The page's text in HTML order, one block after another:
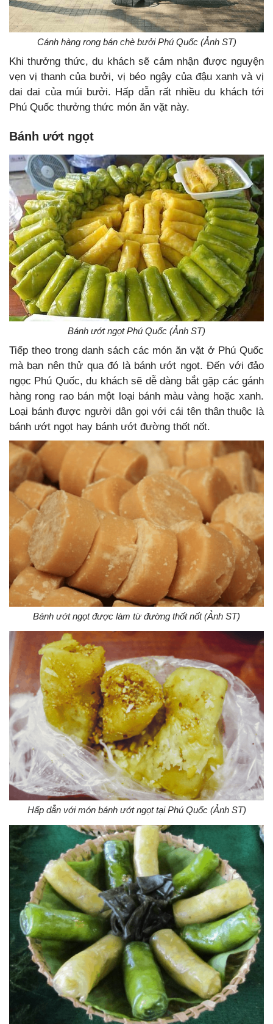
Cánh hàng rong bán chè bưởi Phú Quốc (Ảnh ST)
Khi thưởng thức, du khách sẽ cảm nhận được nguyện
vẹn vị thanh của bưởi, vị béo ngậy của đậu xanh và vị
dai dai của múi bưởi. Hấp dẫn rất nhiều du khách tới
Phú Quốc thưởng thức món ăn vặt này.
Bánh ướt ngọt
Bánh ướt ngọt Phú Quốc (Ảnh ST)
Tiếp theo trong danh sách các món ăn vặt ở Phú Quốc
mà bạn nên thử qua đó là bánh ướt ngọt. Đến với đảo
ngọc Phú Quốc, du khách sẽ dễ dàng bắt gặp các gánh
hàng rong rao bán một loại bánh màu vàng hoặc xanh.
Loại bánh được người dân gọi với cái tên thân thuộc là
bánh ướt ngọt hay bánh ướt đường thốt nốt.
Bánh ướt ngọt được làm từ đường thốt nốt (Ảnh ST)
Hấp dẫn với món bánh ướt ngọt tại Phú Quốc (Ảnh ST)